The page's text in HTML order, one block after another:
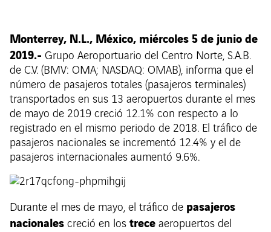
Monterrey, N.L., México, miércoles 5 de junio de
2019.- Grupo Aeroportuario del Centro Norte, S.A.B.
de C.V. (BMV: OMA; NASDAQ: OMAB), informa que el
número de pasajeros totales (pasajeros terminales)
transportados en sus 13 aeropuertos durante el mes
de mayo de 2019 creció 12.1% con respecto a lo
registrado en el mismo periodo de 2018. El tráfico de
pasajeros nacionales se incrementó 12.4% y el de
pasajeros internacionales aumentó 9.6%.
Durante el mes de mayo, el tráfico de pasajeros
nacionales creció en los trece aeropuertos del